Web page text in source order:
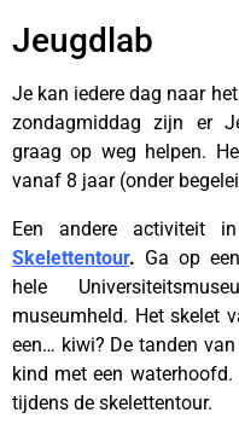
Jeugdlab
Je kan iedere dag naar
zondagmiddag zijn er
graag op weg helpen.
vanaf 8 jaar (onder
Een andere activiteit
Skelettentour. Ga op
hele
museumheld. Het skelet
een… kiwi? De tanden
kind met een
tijdens de skelettentour.